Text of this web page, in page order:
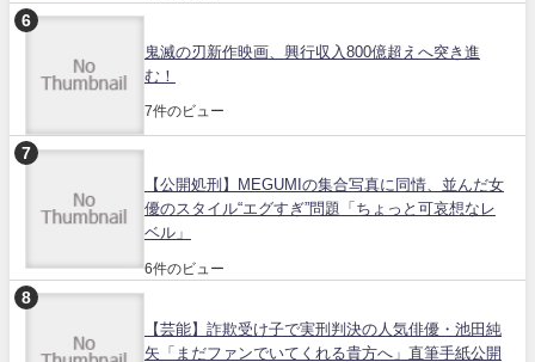
鬼滅の刃新作映画、興行収入800億超えへ突き進
む！
7件のビュー
【公開処刑】MEGUMIの集合写真に同情、並んだ女
優のスタイル“エグすぎ”問題「ちょっと可哀想なレ
ベル」
6件のビュー
【芸能】詐欺受け子で実刑判決の人気俳優・池田純
矢「まだファンでいてくれる貴方へ」直筆手紙公開